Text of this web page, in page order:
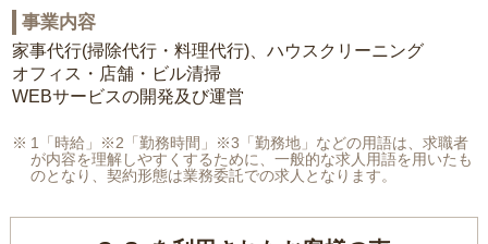
事業内容
家事代行(掃除代行・料理代行)、ハウスクリーニング
オフィス・店舗・ビル清掃
WEBサービスの開発及び運営
1「時給」※2「勤務時間」※3「勤務地」などの用語は、求職者
が内容を理解しやすくするために、一般的な求人用語を用いたも
のとなり、契約形態は業務委託での求人となります。